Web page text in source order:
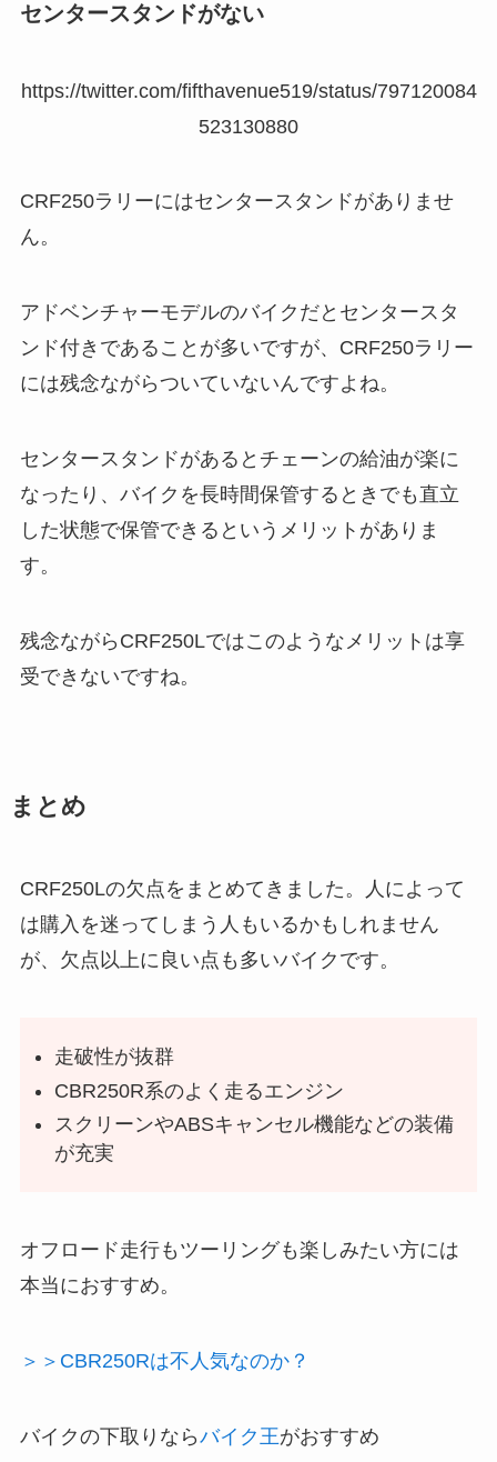
センタースタンドがない
https://twitter.com/fifthavenue519/status/797120084
523130880
CRF250ラリーにはセンタースタンドがありませ
ん。
アドベンチャーモデルのバイクだとセンタースタ
ンド付きであることが多いですが、CRF250ラリー
には残念ながらついていないんですよね。
センタースタンドがあるとチェーンの給油が楽に
なったり、バイクを長時間保管するときでも直立
した状態で保管できるというメリットがありま
す。
残念ながらCRF250Lではこのようなメリットは享
受できないですね。
まとめ
CRF250Lの欠点をまとめてきました。人によって
は購入を迷ってしまう人もいるかもしれません
が、欠点以上に良い点も多いバイクです。
走破性が抜群
CBR250R系のよく走るエンジン
スクリーンやABSキャンセル機能などの装備
が充実
オフロード走行もツーリングも楽しみたい方には
本当におすすめ。
＞＞CBR250Rは不人気なのか？
バイクの下取りならバイク王がおすすめ